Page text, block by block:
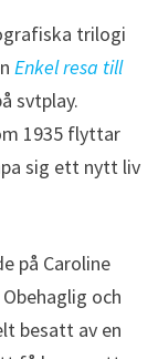
trilogi
Enkel resa till
svtplay.
1935 flyttar
sig ett nytt liv
på Caroline
Obehaglig och
besatt av en